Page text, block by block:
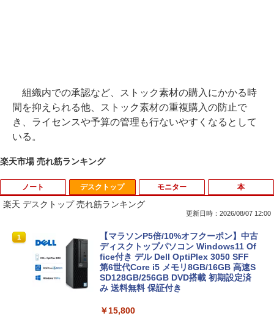
組織内での承認など、ストック素材の購入にかかる時
間を抑えられる他、ストック素材の重複購入の防止で
き、ライセンスや予算の管理も行ないやすくなるとして
いる。
楽天市場 売れ筋ランキング
ノート
1
8月5日限定10倍＆抽選10000P！｜高性
能ノートパソコン富士通 ライフブック A
579/749 Windows11 第八世代Corei5 1
5.6型大画面 メモリ8GB 秒速起動新品SS
D256GB DVD内蔵【カメラ、テンキー選
べる】ノートパソコン オフィス付き Mic
料無料
デスクトップ
楽天 デスクトップ 売れ筋ランキング
更新日時：2026/08/07 12:00
1
【マラソンP5倍/10%オフクーポン】中古
ディスクトップパソコン Windows11 Of
fice付き デル Dell OptiPlex 3050 SFF
第6世代Core i5 メモリ8GB/16GB 高速S
SD128GB/256GB DVD搭載 初期設定済
み 送料無料 保証付き
￥15,800
モニター 本